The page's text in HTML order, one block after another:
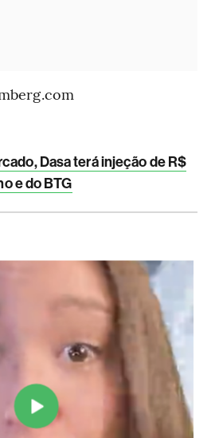
Dasa terá injeção de R$
e do BTG